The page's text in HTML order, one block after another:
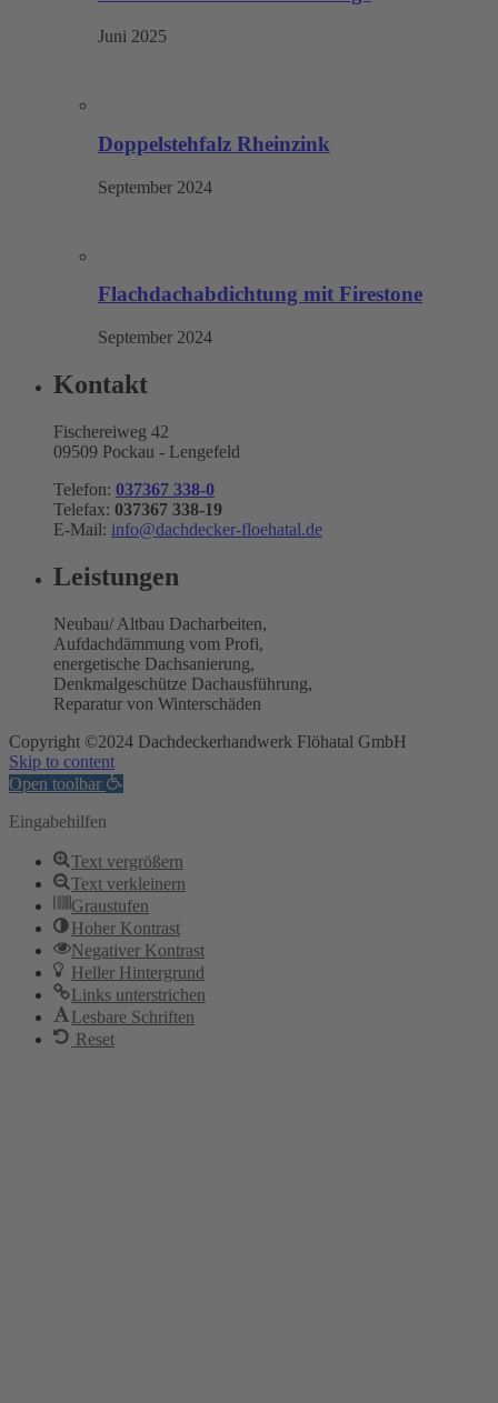
Juni 2025
Doppelstehfalz Rheinzink
September 2024
Flachdachabdichtung mit Firestone
September 2024
Kontakt
Fischereiweg 42
09509 Pockau - Lengefeld
Telefon: 037367 338-0
Telefax: 037367 338-19
E-Mail: info@dachdecker-floehatal.de
Leistungen
Neubau/ Altbau Dacharbeiten,
Aufdachdämmung vom Profi,
energetische Dachsanierung,
Denkmalgeschütze Dachausführung,
Reparatur von Winterschäden
Copyright ©2024 Dachdeckerhandwerk Flöhatal GmbH
Skip to content
Open toolbar
Eingabehilfen
Text vergrößern
Text verkleinern
Graustufen
Hoher Kontrast
Negativer Kontrast
Heller Hintergrund
Links unterstrichen
Lesbare Schriften
Reset